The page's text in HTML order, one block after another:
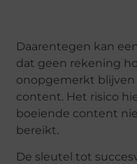
Daarentegen kan
dat geen rekening
onopgemerkt blijven
content. Het risico
boeiende content
bereikt.
De sleutel tot